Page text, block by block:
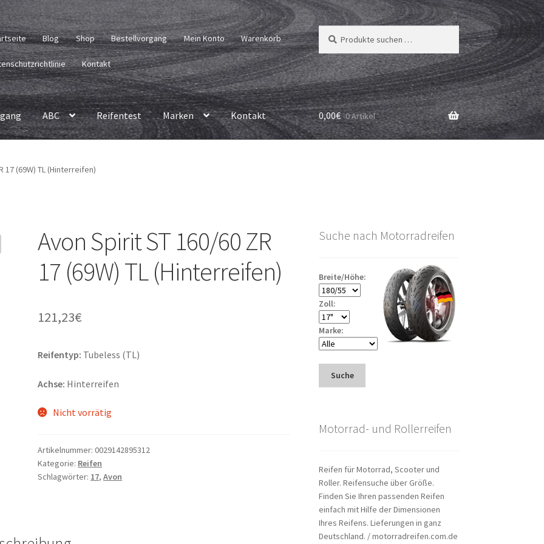
Blog Shop Bestellvorgang Mein Konto Warenkorb
Kontakt
Suchen
nach:
Suchen
ABC Reifentest Marken Kontakt 0,00€ 0 Artikel
17 (69W) TL (Hinterreifen)
Avon Spirit ST 160/60 ZR
17 (69W) TL (Hinterreifen)
121,23€
Reifentyp: Tubeless (TL)
Achse: Hinterreifen
Nicht vorrätig
Artikelnummer:0029142895312
Kategorie: Reifen
Schlagwörter: 17,Avon
Suche nach Motorradreifen
Breite/Höhe:
Zoll:
Marke:
Suche
Motorrad- und Rollerreifen
Reifen für Motorrad, Scooter und
Roller. Reifensuche über Größe.
Finden Sie Ihren passenden Reifen
einfach mit Hilfe der Dimensionen
Ihres Reifens. Lieferungen in ganz
Deutschland. / motorradreifen.com.de